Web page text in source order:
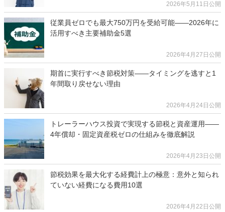
2026年5月11日公開
従業員ゼロでも最大750万円を受給可能――2026年に
活用すべき主要補助金5選
2026年4月27日公開
期首に実行すべき節税対策――タイミングを逃すと1
年間取り戻せない理由
2026年4月24日公開
トレーラーハウス投資で実現する節税と資産運用——
4年償却・固定資産税ゼロの仕組みを徹底解説
2026年4月23日公開
節税効果を最大化する経費計上の極意：意外と知られ
ていない経費になる費用10選
2026年4月22日公開